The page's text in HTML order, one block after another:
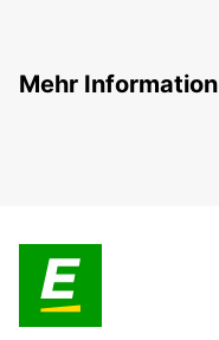
Mehr Information